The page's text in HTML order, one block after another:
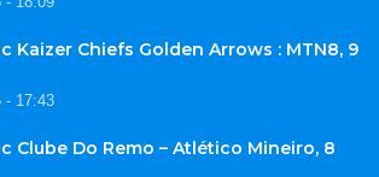
Kaizer Chiefs Golden Arrows : MTN8, 9
- 17:43
Clube Do Remo – Atlético Mineiro, 8